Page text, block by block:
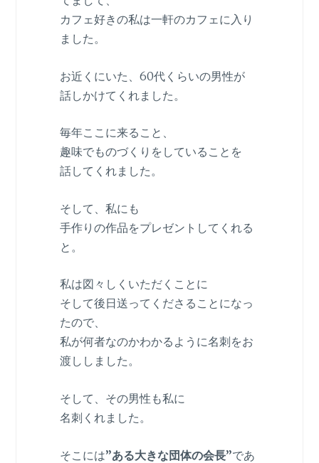
カフェ好きの私は一軒のカフェに入り
ました。
お近くにいた、60代くらいの男性が
話しかけてくれました。
毎年ここに来ること、
趣味でものづくりをしていることを
話してくれました。
そして、私にも
手作りの作品をプレゼントしてくれる
と。
私は図々しくいただくことに
そして後日送ってくださることになっ
たので、
私が何者なのかわかるように名刺をお
渡ししました。
そして、その男性も私に
名刺くれました。
そこには”ある大きな団体の会長”であ